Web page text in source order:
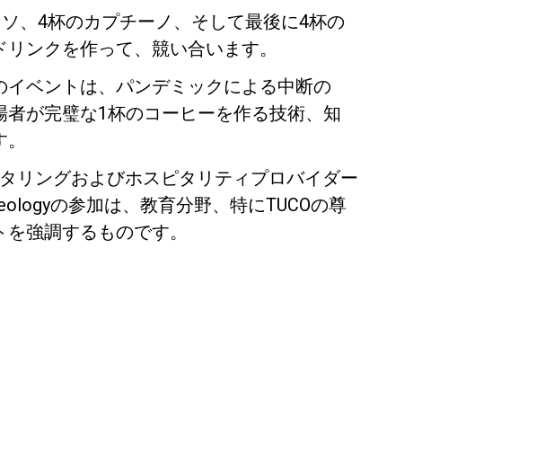
、4杯のカプチーノ、そして最後に4杯の
ンクを作って、競い合います。
ベントは、パンデミックによる中断の
が完璧な1杯のコーヒーを作る技術、知
リングおよびホスピタリティプロバイダー
の参加は、教育分野、特にTUCOの尊
強調するものです。